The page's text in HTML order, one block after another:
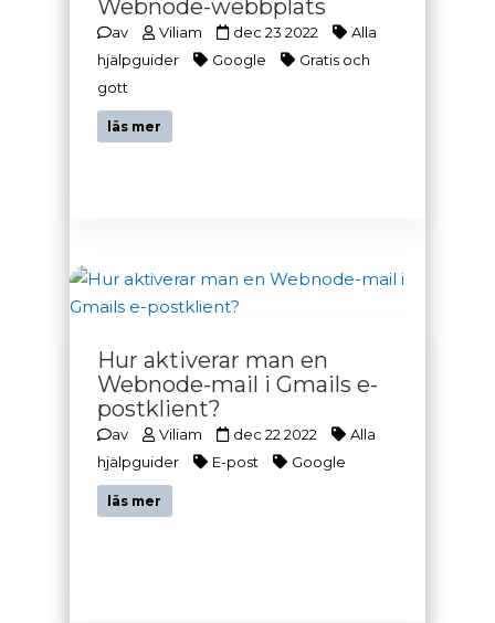
Webnode-webbplats
av Viliam dec 23 2022
Alla
hjälpguider
Google
Gratis och
gott
läs mer
Hur aktiverar man en
Webnode-mail i Gmails e-
postklient?
av Viliam dec 22 2022
Alla
hjälpguider
E-post Google
läs mer